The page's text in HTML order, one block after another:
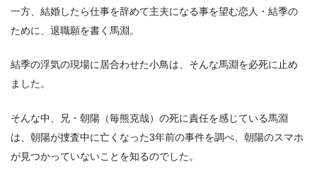
3.ドラマ『初恋の悪魔』第3話まとめ
一方、結婚したら仕事を辞めて主夫になる事を望む恋人・結季の
ために、退職願を書く馬淵。
結季の浮気の現場に居合わせた小鳥は、そんな馬淵を必死に止め
ました。
そんな中、兄・朝陽（毎熊克哉）の死に責任を感じている馬淵
は、朝陽が捜査中に亡くなった3年前の事件を調べ、朝陽のスマホ
が見つかっていないことを知るのでした。